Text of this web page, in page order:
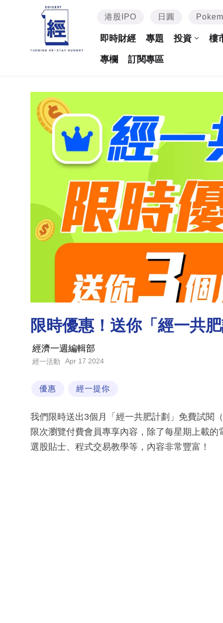
港股IPO 日圓
即時財經 專題 投資 樓
專欄 訂閱專區
限時優惠！送你「經一共
經濟一週編輯部
經一活動 Apr 17 2024
優惠 經一提你
我們限時送出3個月「經一共肥計劃」免費試閱
限次瀏覽付費會員專享內容，除了每星期上載
選股貼士、程式交易教學等，內容非常豐富！